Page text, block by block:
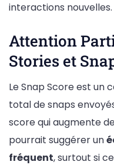
interactions nouvelles.
Attention
Stories et
Le Snap Score est un
total de snaps
score qui augmente
pourrait suggérer un
fréquent, surtout si